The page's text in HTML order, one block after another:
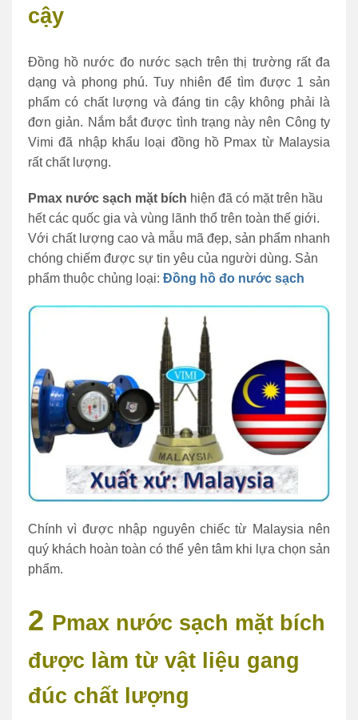
cậy
Đồng hồ nước đo nước sạch trên thị trường rất đa
dạng và phong phú. Tuy nhiên để tìm được 1 sản
phẩm có chất lượng và đáng tin cậy không phải là
đơn giản. Nắm bắt được tình trạng này nên Công ty
Vimi đã nhập khẩu loại đồng hồ Pmax từ Malaysia
rất chất lượng.
Pmax nước sạch mặt bích hiện đã có mặt trên hầu
hết các quốc gia và vùng lãnh thổ trên toàn thế giới.
Với chất lượng cao và mẫu mã đẹp, sản phẩm nhanh
chóng chiếm được sự tin yêu của người dùng. Sản
phẩm thuộc chủng loại: Đồng hồ đo nước sạch
Chính vì được nhập nguyên chiếc từ Malaysia nên
quý khách hoàn toàn có thể yên tâm khi lựa chọn sản
phẩm.
2 Pmax nước sạch mặt bích
được làm từ vật liệu gang
đúc chất lượng